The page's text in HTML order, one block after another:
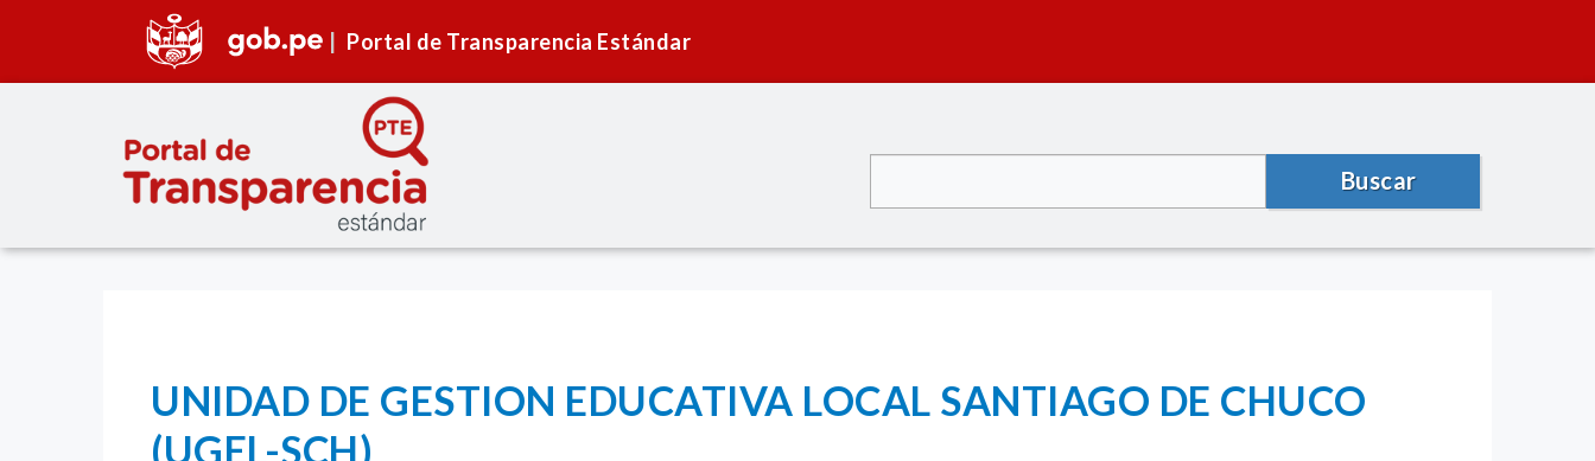
Portal de Transparencia Estándar
Buscar
UNIDAD DE GESTION EDUCATIVA LOCAL SANTIAGO DE CHUCO
(UGEL-SCH)